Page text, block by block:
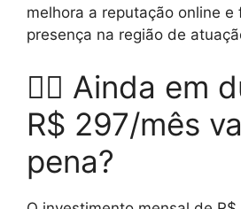
melhora a reputação online e
presença na região de
🤷‍♂️ Ainda em
R$ 297/mês
pena?